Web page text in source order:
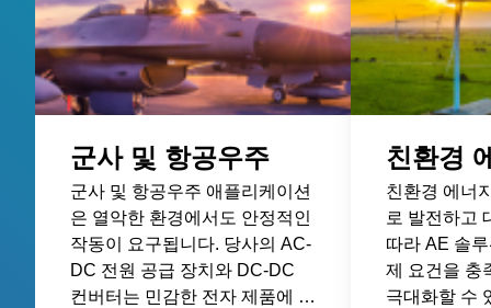
군사 및 항공우주
군사 및 항공우주 애플리케이션
은 열악한 환경에서도 안정적인
작동이 요구됩니다. 당사의 AC-
DC 전원 공급 장치와 DC-DC
컨버터는 민감한 전자 제품에 전
친환경
친환경 에너
로 발전하고
따라 AE 솔
제 요건을 충
극대화할 수